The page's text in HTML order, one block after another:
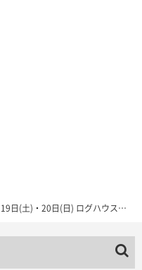
20日(日) ログハウス予約制完成見学会 静岡県伊豆市